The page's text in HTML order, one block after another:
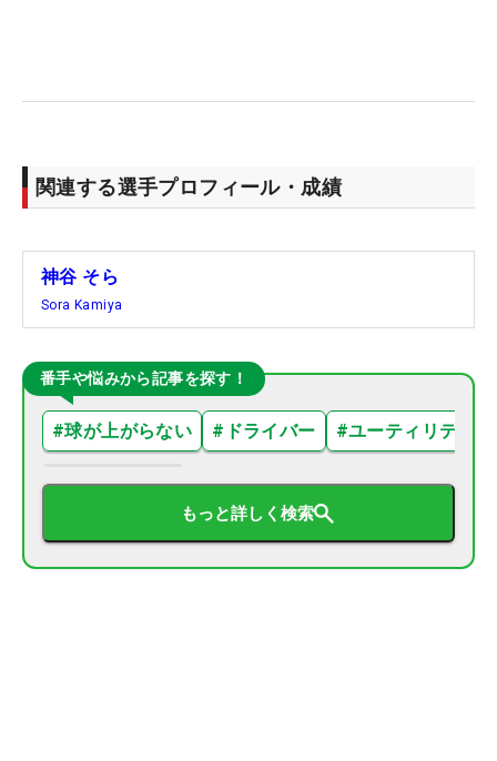
関連する選手プロフィール・成績
神谷 そら
Sora Kamiya
番手や悩みから記事を探す！
#球が上がらない # ドライバー #ユーティリティ
もっと詳しく検索